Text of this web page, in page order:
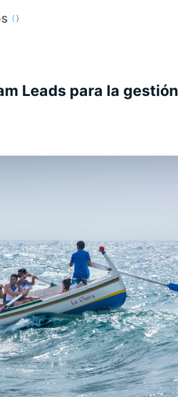
Leads para la gestión